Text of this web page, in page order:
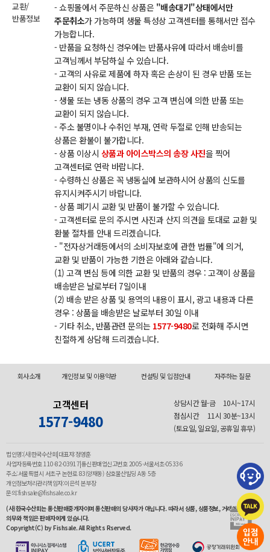
교환/
반품정보
- 쇼핑몰에서 주문하신 상품은 "배송대기"상태에서만
주문취소가 가능하며 생물 특성상 고객센터를 통해서만 접수
가능합니다.
- 반품을 요청하신 경우에는 반품사유에 따라서 배송비를
고객님께서 부담하실 수 있습니다.
- 고객의 사유로 제품에 하자 혹은 손상이 된 경우 반품 또는
교환이 되지 않습니다.
- 생물 또는 냉동 상품의 경우 고객 변심에 의한 반품 또는
교환이 되지 않습니다.
- 주소 불명이나 수취인 부재, 연락 두절로 인해 반송되는
상품은 환불이 불가합니다.
- 상품 이상시 상품과 아이스박스의 송장 사진을 찍어
고객센터로 연락 바랍니다.
- 수령하신 상품은 꼭 냉동실에 보관하시어 상품의 신도를
유지시켜주시기 바랍니다.
- 상품 폐기시 교환 및 반품이 불가할 수 있습니다.
- 고객센터로 문의 주시면 사진과 산지 의견을 토대로 교환 및
환불 절차를 안내 드리겠습니다.
- "전자상거래등에서의 소비자보호에 관한 법률"에 의거,
교환 및 반품이 가능한 기한은 아래와 같습니다.
(1) 고객 변심 등에 의한 교환 및 반품의 경우 : 고객이 상품을
배송받은 날로부터 7일이내
(2) 배송 받은 상품 및 용역의 내용이 표시, 광고 내용과 다른
경우 : 상품을 배송받은 날로부터 30일 이내
- 기타 취소, 반품관련 문의는 1577-9480로 전화해 주시면
친절하게 상담해 드리겠습니다.
회사소개 개인정보 및 이용약관 컨설팅 및 입점안내 자주하는 질문
고객센터
1577-9480
상담시간 월-금
10시~17시
점심시간
11시 30분~13시
(토요일, 일요일, 공휴일 휴무)
법인명:(사)한국수산회|대표자:정영훈
사업자등록번호 110-82-03917|통신판매업신고번호 2005-서울서초-05336
주소:서울특별시 서초구 논현로 83(양재동) 삼호물산빌딩 A동 5층
개인정보처리관리책임자:이은석 본부장
문의:fishsale@fishsale.co.kr
(사)한국수산회는 통신판매중개자이며 통신판매의 당사자가 아닙니다. 따라서 상품, 상품정보, 거래에 관한
의무와 책임은 판매자에게 있습니다.
Copyright(C) by Fishsale. All Rights Rserved.